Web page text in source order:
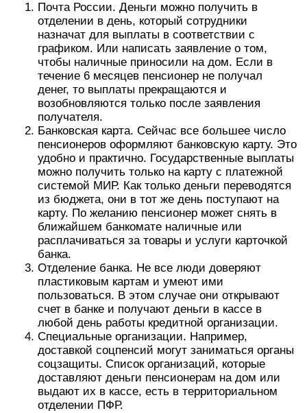
Почта России. Деньги можно получить в
отделении в день, который сотрудники
назначат для выплаты в соответствии с
графиком. Или написать заявление о том,
чтобы наличные приносили на дом. Если в
течение 6 месяцев пенсионер не получал
денег, то выплаты прекращаются и
возобновляются только после заявления
получателя.
Банковская карта. Сейчас все большее число
пенсионеров оформляют банковскую карту. Это
удобно и практично. Государственные выплаты
можно получить только на карту с платежной
системой МИР. Как только деньги переводятся
из бюджета, они в тот же день поступают на
карту. По желанию пенсионер может снять в
ближайшем банкомате наличные или
расплачиваться за товары и услуги карточкой
банка.
Отделение банка. Не все люди доверяют
пластиковым картам и умеют ими
пользоваться. В этом случае они открывают
счет в банке и получают деньги в кассе в
любой день работы кредитной организации.
Специальные организации. Например,
доставкой соцпенсий могут заниматься органы
соцзащиты. Список организаций, которые
доставляют деньги пенсионерам на дом или
выдают их в кассе, есть в территориальном
отделении ПФР.